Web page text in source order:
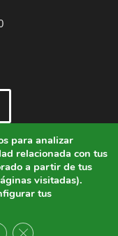
Portal municipal.
para analizar
relacionada con tus
a partir de tus
visitadas).
tus
Cerrar el banner de